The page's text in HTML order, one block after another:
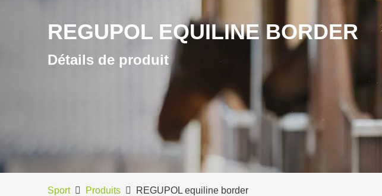
REGUPOL EQUILINE BORDER
Détails de produit
Sport Produits REGUPOL equiline border